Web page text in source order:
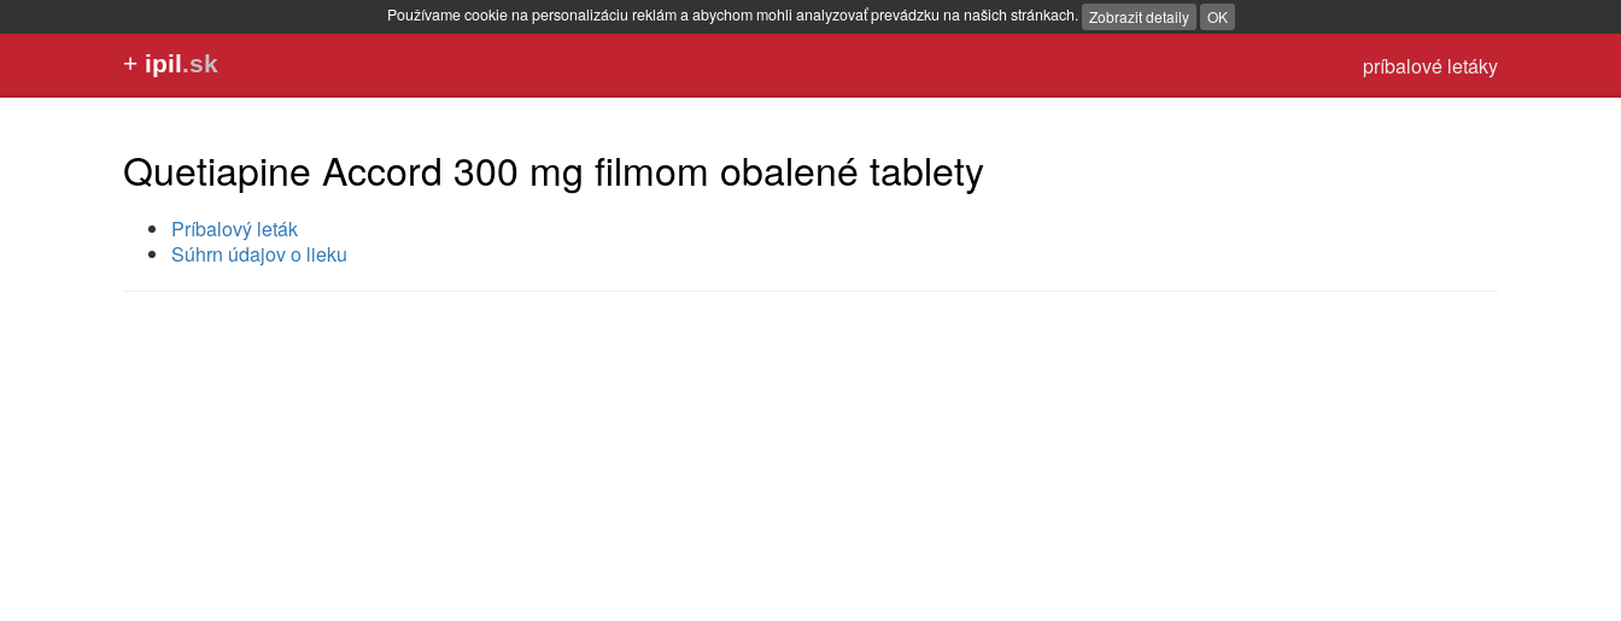
Používame cookie na personalizáciu reklám a abychom mohli analyzovať prevádzku na našich stránkach. Zobrazit detaily OK
príbalové letáky
+ ipil.sk
Quetiapine Accord 300 mg filmom obalené tablety
Príbalový leták
Súhrn údajov o lieku